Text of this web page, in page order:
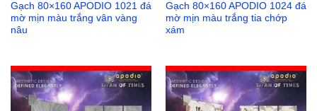
Gạch 80×160 APODIO 1021 đá
mờ mịn màu trắng vân vàng
nâu
Gạch 80×160 APODIO 1024 đá
mờ mịn màu trắng tia chớp
xám